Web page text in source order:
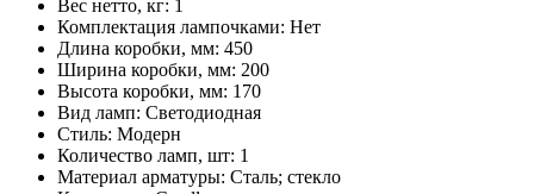
Вес нетто, кг: 1
Комплектация лампочками: Нет
Длина коробки, мм: 450
Ширина коробки, мм: 200
Высота коробки, мм: 170
Вид ламп: Светодиодная
Стиль: Модерн
Количество ламп, шт: 1
Материал арматуры: Сталь; стекло